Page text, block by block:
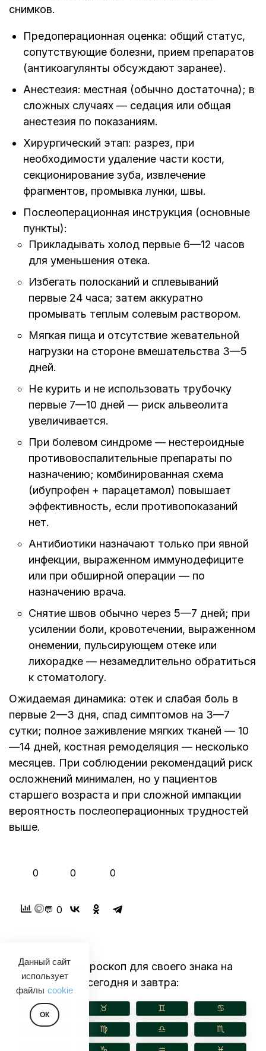
Данный сайт
использует
файлы cookie
ОК
снимков.
Предоперационная оценка: общий статус,
сопутствующие болезни, прием препаратов
(антикоагулянты обсуждают заранее).
Анестезия: местная (обычно достаточна); в
сложных случаях — седация или общая
анестезия по показаниям.
Хирургический этап: разрез, при
необходимости удаление части кости,
секционирование зуба, извлечение
фрагментов, промывка лунки, швы.
Послеоперационная инструкция (основные
пункты):
Прикладывать холод первые 6—12 часов
для уменьшения отека.
Избегать полосканий и сплевываний
первые 24 часа; затем аккуратно
промывать теплым солевым раствором.
Мягкая пища и отсутствие жевательной
нагрузки на стороне вмешательства 3—5
дней.
Не курить и не использовать трубочку
первые 7—10 дней — риск альвеолита
увеличивается.
При болевом синдроме — нестероидные
противовоспалительные препараты по
назначению; комбинированная схема
(ибупрофен + парацетамол) повышает
эффективность, если противопоказаний
нет.
Антибиотики назначают только при явной
инфекции, выраженном иммунодефиците
или при обширной операции — по
назначению врача.
Снятие швов обычно через 5—7 дней; при
усилении боли, кровотечении, выраженном
онемении, пульсирующем отеке или
лихорадке — незамедлительно обратиться
к стоматологу.
Ожидаемая динамика: отек и слабая боль в
первые 2—3 дня, спад симптомов на 3—7
сутки; полное заживление мягких тканей — 10
—14 дней, костная ремоделяция — несколько
месяцев. При соблюдении рекомендаций риск
осложнений минимален, но у пациентов
старшего возраста и при сложной импакции
вероятность послеоперационных трудностей
выше.
0 0 0
💬 0
Читайте гороскоп для своего знака на
сегодня и завтра:
♉︎ ♊︎ ♋︎
♌︎ ♍︎ ♎︎ ♏︎